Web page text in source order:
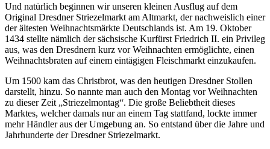
Und natürlich beginnen wir unseren kleinen Ausflug auf dem
Original Dresdner Striezelmarkt am Altmarkt, der nachweislich einer
der ältesten Weihnachtsmärkte Deutschlands ist. Am 19. Oktober
1434 stellte nämlich der sächsische Kurfürst Friedrich II. ein Privileg
aus, was den Dresdnern kurz vor Weihnachten ermöglichte, einen
Weihnachtsbraten auf einem eintägigen Fleischmarkt einzukaufen.
Um 1500 kam das Christbrot, was den heutigen Dresdner Stollen
darstellt, hinzu. So nannte man auch den Montag vor Weihnachten
zu dieser Zeit „Striezelmontag“. Die große Beliebtheit dieses
Marktes, welcher damals nur an einem Tag stattfand, lockte immer
mehr Händler aus der Umgebung an. So entstand über die Jahre und
Jahrhunderte der Dresdner Striezelmarkt.